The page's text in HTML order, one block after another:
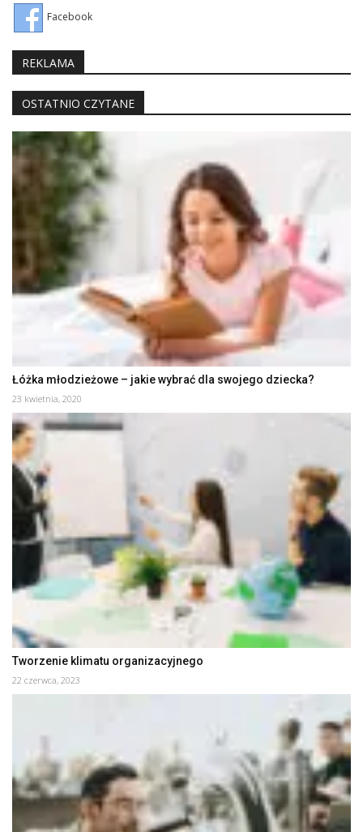
Facebook
REKLAMA
OSTATNIO CZYTANE
Łóżka młodzieżowe – jakie wybrać dla swojego dziecka?
23 kwietnia, 2020
Tworzenie klimatu organizacyjnego
22 czerwca, 2023